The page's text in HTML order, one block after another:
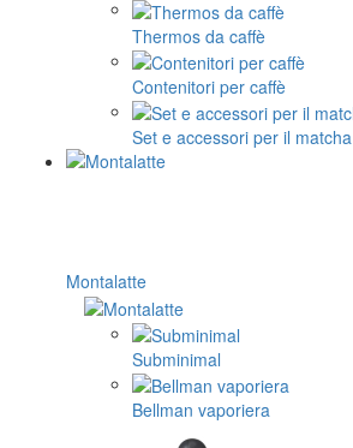
Thermos da caffè
Contenitori per caffè
Set e accessori per il matcha
Montalatte
Subminimal
Bellman vaporiera